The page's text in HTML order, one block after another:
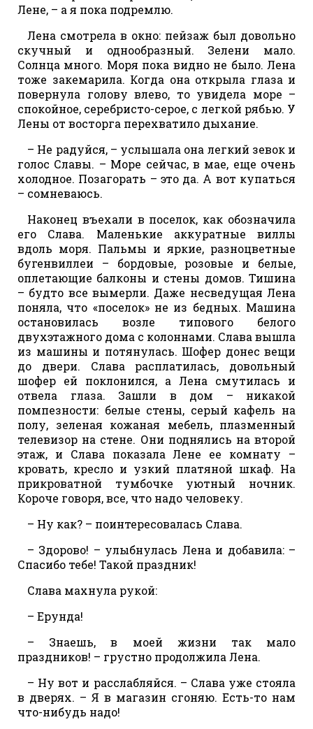
Лене, – а я пока подремлю.
Лена смотрела в окно: пейзаж был довольно
скучный и однообразный. Зелени мало.
Солнца много. Моря пока видно не было. Лена
тоже закемарила. Когда она открыла глаза и
повернула голову влево, то увидела море –
спокойное, серебристо-серое, с легкой рябью. У
Лены от восторга перехватило дыхание.
– Не радуйся, – услышала она легкий зевок и
голос Славы. – Море сейчас, в мае, еще очень
холодное. Позагорать – это да. А вот купаться
– сомневаюсь.
Наконец въехали в поселок, как обозначила
его Слава. Маленькие аккуратные виллы
вдоль моря. Пальмы и яркие, разноцветные
бугенвиллеи – бордовые, розовые и белые,
оплетающие балконы и стены домов. Тишина
– будто все вымерли. Даже несведущая Лена
поняла, что «поселок» не из бедных. Машина
остановилась возле типового белого
двухэтажного дома с колоннами. Слава вышла
из машины и потянулась. Шофер донес вещи
до двери. Слава расплатилась, довольный
шофер ей поклонился, а Лена смутилась и
отвела глаза. Зашли в дом – никакой
помпезности: белые стены, серый кафель на
полу, зеленая кожаная мебель, плазменный
телевизор на стене. Они поднялись на второй
этаж, и Слава показала Лене ее комнату –
кровать, кресло и узкий платяной шкаф. На
прикроватной тумбочке уютный ночник.
Короче говоря, все, что надо человеку.
– Ну как? – поинтересовалась Слава.
– Здорово! – улыбнулась Лена и добавила: –
Спасибо тебе! Такой праздник!
Слава махнула рукой:
– Ерунда!
– Знаешь, в моей жизни так мало
праздников! – грустно продолжила Лена.
– Ну вот и расслабляйся. – Слава уже стояла
в дверях. – Я в магазин сгоняю. Есть-то нам
что-нибудь надо!